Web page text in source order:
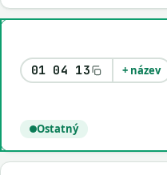
01 04 13 + název
Ostatný